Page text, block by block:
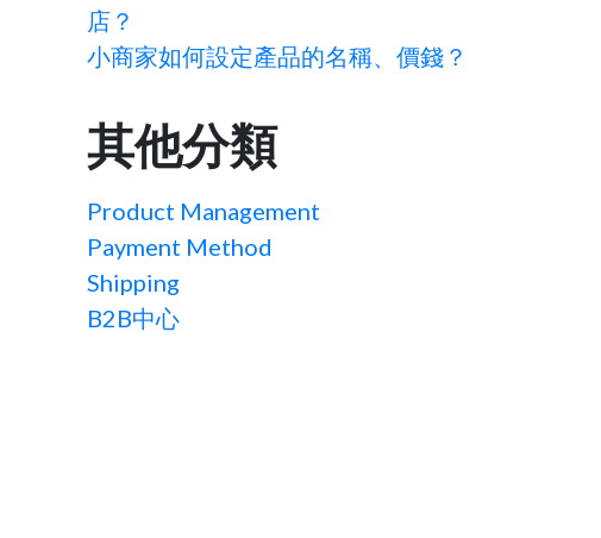
店？
小商家如何設定產品的名稱、價錢？
其他分類
Product Management
Payment Method
Shipping
B2B中心